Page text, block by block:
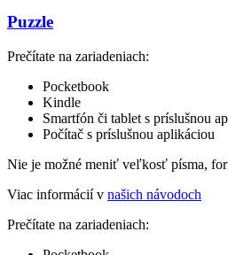
Puzzle
Prečítate na zariadeniach:
Pocketbook
Kindle
Smartfón či tablet s príslušnou
Počítač s príslušnou aplikáciou
Nie je možné meniť veľkosť písma,
Viac informácií v našich návodoch
Prečítate na zariadeniach: